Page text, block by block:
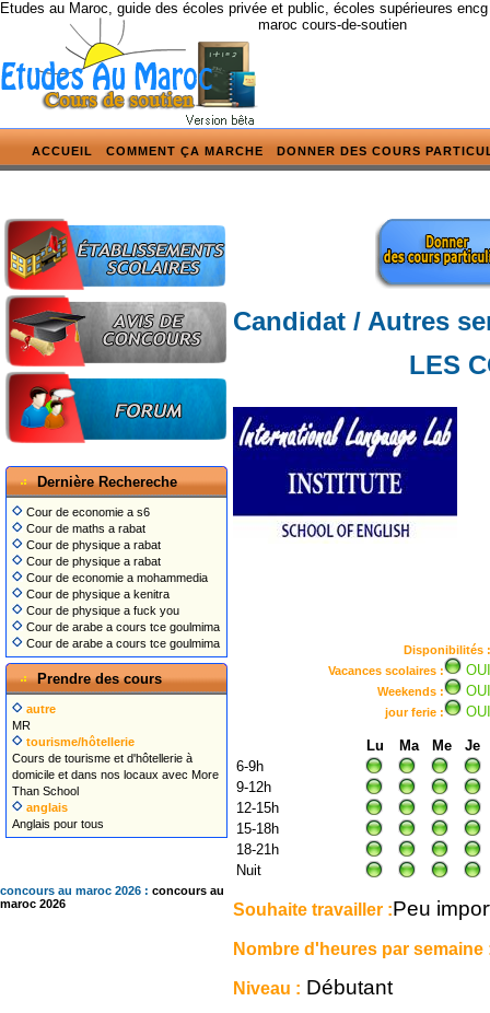
Etudes au Maroc, guide des écoles privée et public, écoles supérieures
maroc cours-de-soutien
ACCUEIL COMMENT ÇA MARCHE DONNER DES COURS
Dernière Rechereche
Cour de economie a s6
Cour de maths a rabat
Cour de physique a rabat
Cour de physique a rabat
Cour de economie a mohammedia
Cour de physique a kenitra
Cour de physique a fuck you
Cour de arabe a cours tce goulmima
Cour de arabe a cours tce goulmima
Prendre des cours
autre
MR
tourisme/hôtellerie
Cours de tourisme et d'hôtellerie à
domicile et dans nos locaux avec More
Than School
anglais
Anglais pour tous
concours au maroc 2026 : concours au
maroc 2026
Candidat / Autres
LES
Disponibilités :
Vacances scolaires :
OUI
Weekends : OUI
jour ferie : OUI
Lu Ma Me
Je
6-9h
9-12h
12-15h
15-18h
18-21h
Nuit
Souhaite travailler :Peu
Nombre d'heures par semaine
Niveau : Débutant